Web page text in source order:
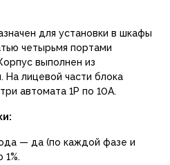
для установки в шкафы
четырьмя портами
выполнен из
На лицевой части блока
автомата 1P по 10А.
— да (по каждой фазе и
1%.